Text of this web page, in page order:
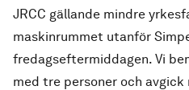
JRCC gällande mindre
maskinrummet utanför
fredagseftermiddagen. Vi
med tre personer och